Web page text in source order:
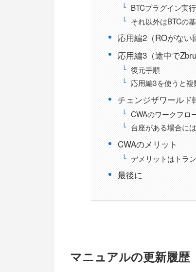
BTCプラグイン実
それ以外はBTCの
応用編2（ROがない
応用編3（途中で
復元手順
応用編3を使うと
チェンジザワールド
CWAのワークフロ
台座がある場合に
CWAのメリット
デメリットはトラ
最後に
マニュアルの更新履歴